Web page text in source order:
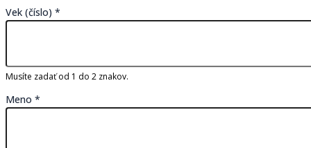
Vek (číslo) *
Musíte zadať od 1 do 2 znakov.
Meno *